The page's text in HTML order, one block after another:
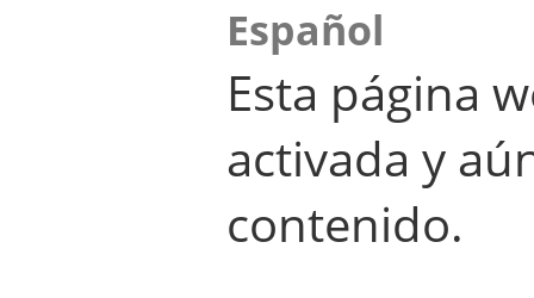
Español
Esta página
activada y
contenido.